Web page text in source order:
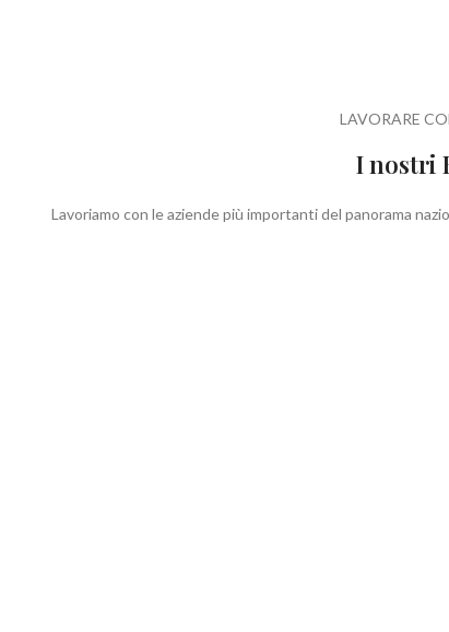
LAVORARE
I nostri
Lavoriamo con le aziende più importanti del panorama